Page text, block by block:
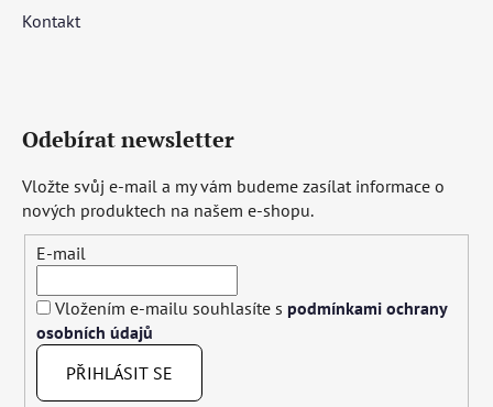
Kontakt
Odebírat newsletter
Vložte svůj e-mail a my vám budeme zasílat informace o
nových produktech na našem e-shopu.
E-mail
Vložením e-mailu souhlasíte s podmínkami ochrany
osobních údajů
PŘIHLÁSIT SE